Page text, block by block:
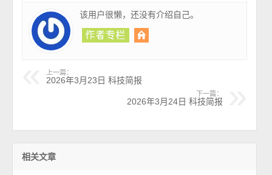
该用户很懒，还没有介绍自己。
上一篇：
2026年3月23日 科技简报
下一篇：
2026年3月24日 科技简报
相关文章